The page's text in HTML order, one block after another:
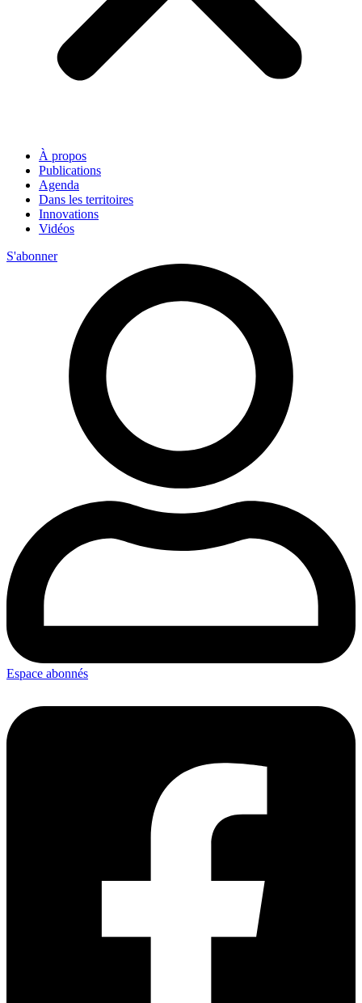
À propos
Publications
Agenda
Dans les territoires
Innovations
Vidéos
S'abonner
Espace abonnés